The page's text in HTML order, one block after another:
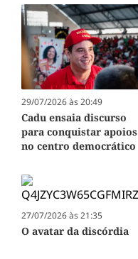
29/07/2026 às 20:49
Cadu ensaia discurso
para conquistar apoios
no centro democrático
27/07/2026 às 21:35
O avatar da discórdia